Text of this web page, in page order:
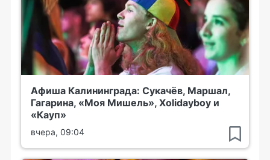
Афиша Калининграда: Сукачёв, Маршал,
Гагарина, «Моя Мишель», Xolidayboy и
«Кауп»
вчера, 09:04